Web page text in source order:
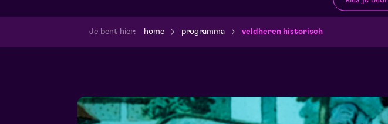
Je bent hier: home programma veldheren historisch